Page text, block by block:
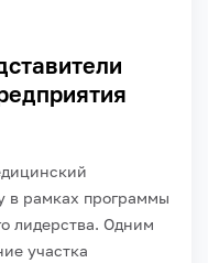
в рамках программы
лидерства. Одним
участка